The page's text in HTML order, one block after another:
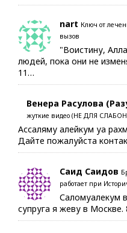
nart Ключ от
вызов
"Воистину,
людей, пока они не
11…
Венера Расулова
жуткие видео (НЕ ДЛЯ
Ассаляму алейкум уа
Дайте пожалуйста
Саид Саидов
работает при
Саломуалекум
супруга я жеву в Москве.